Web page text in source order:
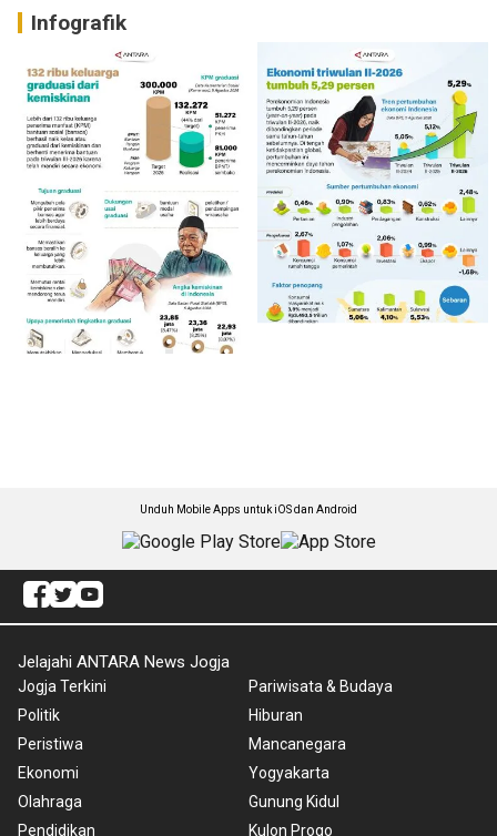
Infografik
Unduh Mobile Apps untuk iOS dan Android
Jelajahi ANTARA News Jogja
Jogja Terkini
Politik
Peristiwa
Ekonomi
Olahraga
Pendidikan
Pariwisata & Budaya
Hiburan
Mancanegara
Yogyakarta
Gunung Kidul
Kulon Progo